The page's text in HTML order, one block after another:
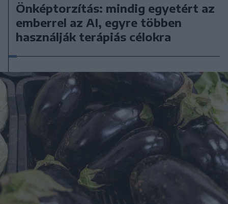
Önképtorzítás: mindig egyetért az
emberrel az AI, egyre többen
használják terápiás célokra